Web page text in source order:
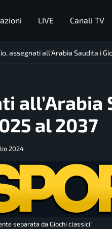
LIVE Canali TV
assegnati all’Arabia Saudita i
al 2037
2024
separata da Giochi classici"